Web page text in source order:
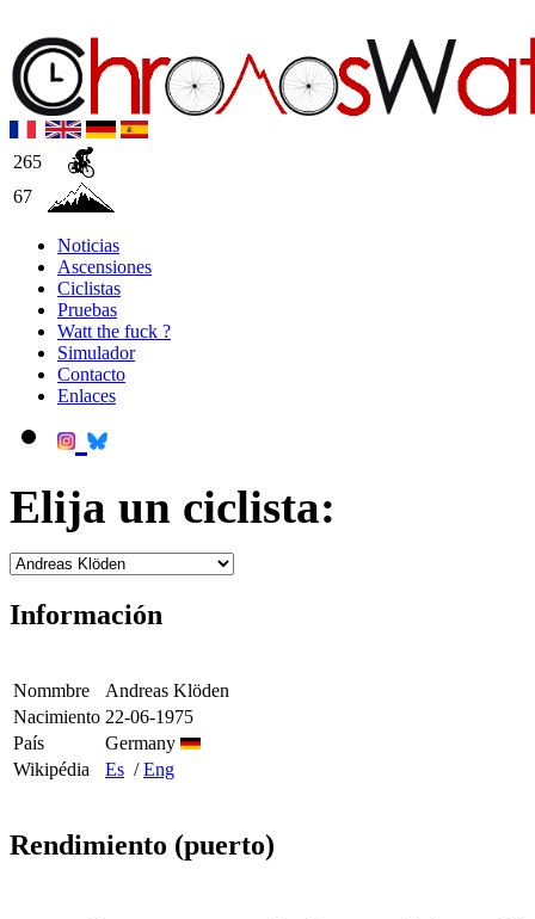
265
67
Noticias
Ascensiones
Ciclistas
Pruebas
Watt the fuck ?
Simulador
Contacto
Enlaces
Elija un ciclista:
Información
Nommbre
Andreas Klöden
Nacimiento 22-06-1975
País
Germany
Wikipédia
Es /Eng
Rendimiento (puerto)